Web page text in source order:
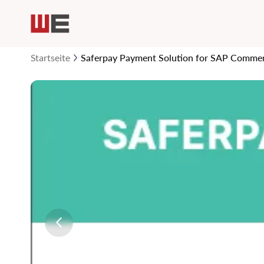
Startseite Saferpay Payment Solution for SAP
Zum